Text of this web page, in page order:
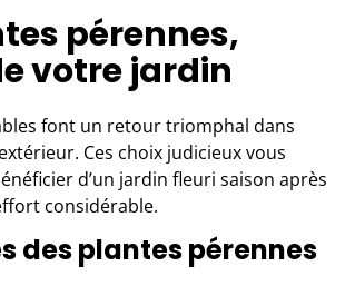
pérennes,
votre jardin
font un retour triomphal dans
Ces choix judicieux vous
d’un jardin fleuri saison après
considérable.
des plantes pérennes